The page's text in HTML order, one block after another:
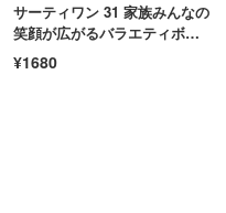
サーティワン 31 家族みんなの
笑顔が広がるバラエティボッ
クスでお家カフェ おやつ 手土
産 スイーツ
¥1680